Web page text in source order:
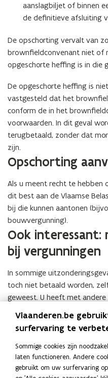
aanslagbiljet of binnen
de definitieve afsluiting
De opschorting vervalt van
brownfieldconvenant niet of
opgeschorte heffing is in die
De opgeschorte heffing is
vastgesteld dat het
conform de in het
voorwaarden. In dit geval
terugbetaald, zonder dat
zijn.
Opschorting
Als u meent recht te hebben
dit best aan de Vlaamse
bij die kunnen aantonen
bouwvergunning).
Ook interessant:
bij vergunningen
In sommige
toch niet betaald worden,
geweest. U heeft met
verkavelingsvergunning
planbatenheffing nog niet
pagina overbetaling na
niet-betaalbaarheid bij
Vlaanderen.be
surfervaring te
Sommige cookies zijn
laten functioneren. Andere
gebruikt om uw surfervaring